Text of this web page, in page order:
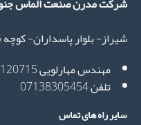
بلوار پاسداران- کوچه 70/6 - پلاک 100
مهندس مهارلویی 09177120715
تلفن 07138305454
راه های تماس